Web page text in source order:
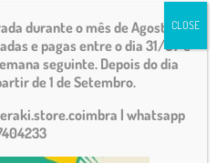
durante o mês de Agosto.
e pagas entre o dia 31/07 e
seguinte. Depois do dia
de 1 de Setembro.
| whatsapp
CLOSE